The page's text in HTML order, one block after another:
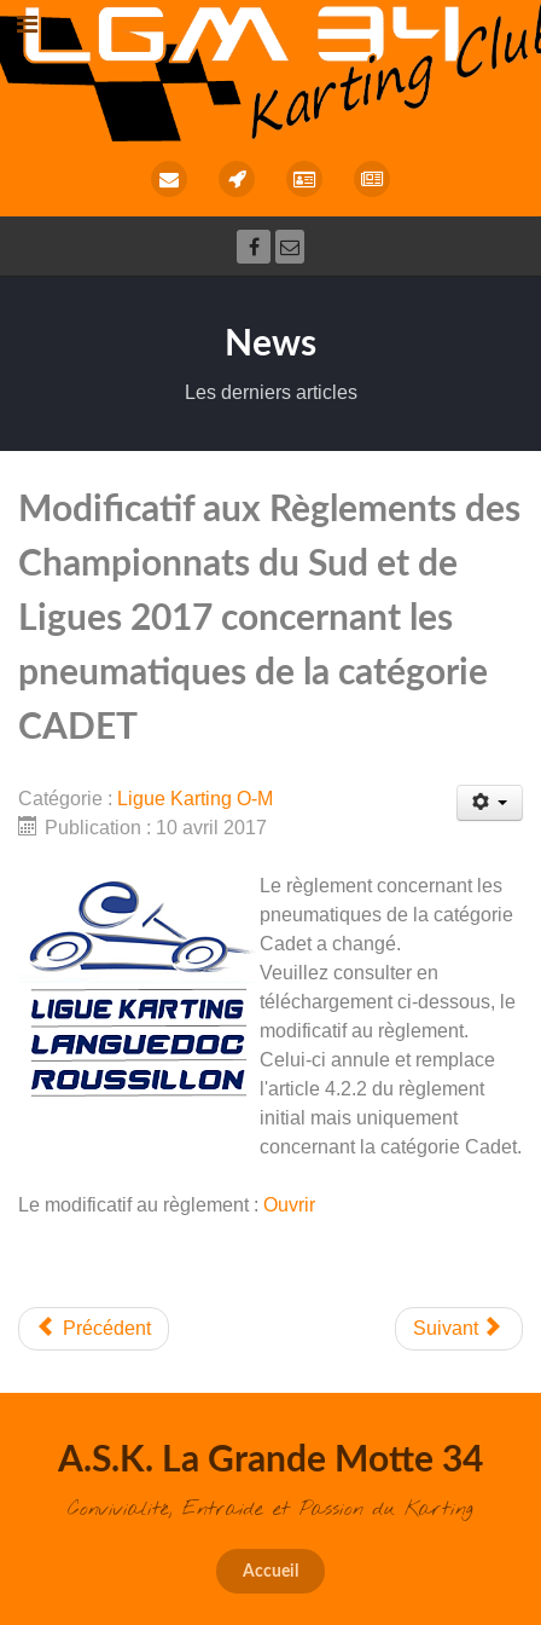
News
Les derniers articles
Modificatif aux Règlements des
Championnats du Sud et de
Ligues 2017 concernant les
pneumatiques de la catégorie
CADET
Catégorie : Ligue Karting O-M
Publication : 10 avril 2017
Le règlement concernant les
pneumatiques de la catégorie
Cadet a changé.
Veuillez consulter en
téléchargement ci-dessous, le
modificatif au règlement.
Celui-ci annule et remplace
l'article 4.2.2 du règlement
initial mais uniquement
concernant la catégorie Cadet.
Le modificatif au règlement : Ouvrir
Précédent Suivant
A.S.K. La Grande Motte 34
Convivialité, Entraide et Passion du Karting
Accueil